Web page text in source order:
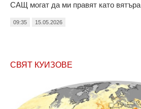
САЩ могат да ми правят като вятъра
09:35 15.05.2026
СВЯТ КУИЗОВЕ